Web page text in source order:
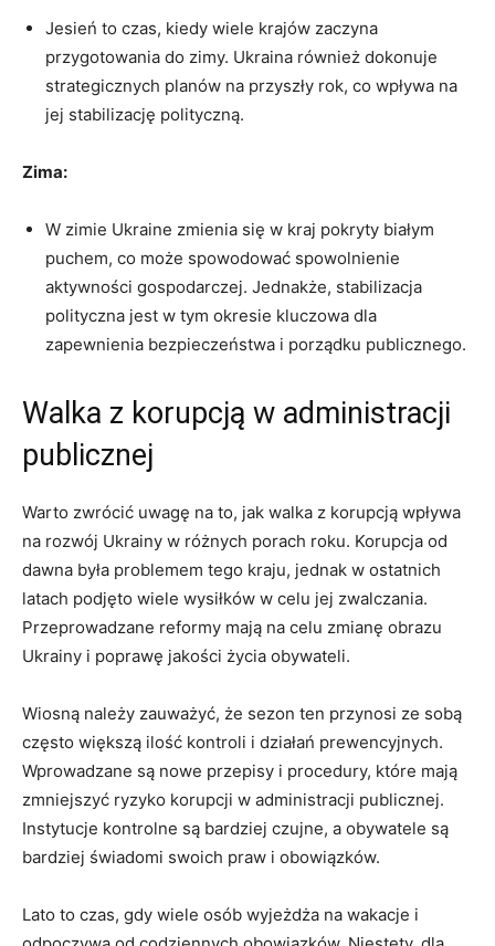
Jesień to czas, kiedy wiele krajów zaczyna
przygotowania do zimy. Ukraina również dokonuje
strategicznych planów na przyszły ⁤rok, ‍co wpływa​ na
jej stabilizację polityczną.
Zima:
W zimie Ukraine zmienia się w ‌kraj pokryty białym
puchem, co może spowodować ​spowolnienie
aktywności gospodarczej. Jednakże, stabilizacja
polityczna jest w tym okresie kluczowa dla​
zapewnienia bezpieczeństwa i porządku publicznego.
Walka z korupcją ⁣w administracji
publicznej
Warto zwrócić uwagę na to, jak walka z korupcją wpływa
na rozwój Ukrainy w różnych porach roku. Korupcja od
dawna ⁢była problemem tego kraju,⁢ jednak w ⁤ostatnich
latach podjęto wiele wysiłków w celu jej zwalczania.
Przeprowadzane reformy mają na celu⁣ zmianę obrazu
Ukrainy i poprawę jakości życia obywateli.
Wiosną należy zauważyć, że sezon ten przynosi ze ‍sobą
często większą ilość kontroli i działań prewencyjnych.
Wprowadzane ⁤są nowe przepisy i procedury, które mają
zmniejszyć ryzyko korupcji⁤ w administracji publicznej.
Instytucje kontrolne są bardziej czujne, a obywatele są
bardziej świadomi swoich ⁤praw i obowiązków.
Lato to czas, gdy wiele osób wyjeżdża na wakacje i